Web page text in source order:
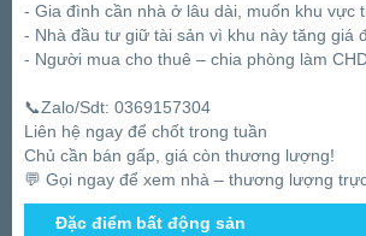
- Gia đình cần nhà ở lâu dài, muốn khu vực
- Nhà đầu tư giữ tài sản vì khu này tăng giá
- Người mua cho thuê – chia phòng làm
📞Zalo/Sdt: 0369157304
Liên hệ ngay để chốt trong tuần
Chủ cần bán gấp, giá còn thương lượng!
💬 Gọi ngay để xem nhà – thương lượng
Đặc điểm bất động sản